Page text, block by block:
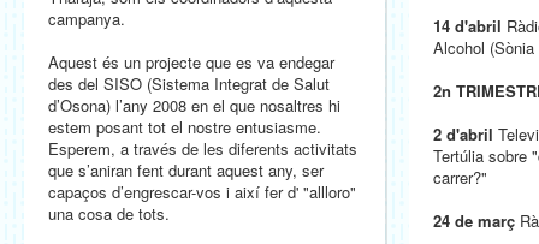
campanya.
Aquest és un projecte que es va endegar
des del SISO (Sistema Integrat de Salut
d’Osona) l’any 2008 en el que nosaltres hi
estem posant tot el nostre entusiasme.
Esperem, a través de les diferents activitats
que s’aniran fent durant aquest any, ser
capaços d’engrescar-vos i així fer d' "allloro"
una cosa de tots.
14 d'abril
Alcohol (Sònia
2n
2 d'abril
Tertúlia sobre
carrer?"
24 de març